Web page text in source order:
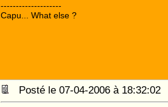
--------------------
Capu... What else ?
Posté le 07-04-2006 à